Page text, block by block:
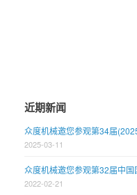
近期新闻
众度机械邀您参观第34届
2025-03-11
众度机械邀您参观第32届中
2022-02-21